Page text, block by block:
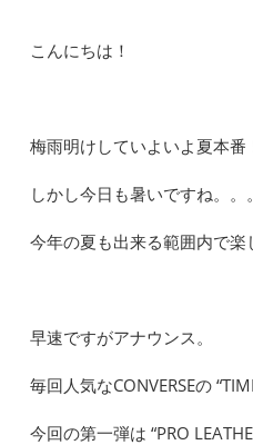
こんにちは！
梅雨明けしていよいよ夏本番
しかし今日も暑いですね。。。
今年の夏も出来る範囲内で楽
早速ですがアナウンス。
毎回人気なCONVERSEの
今回の第一弾は “PRO